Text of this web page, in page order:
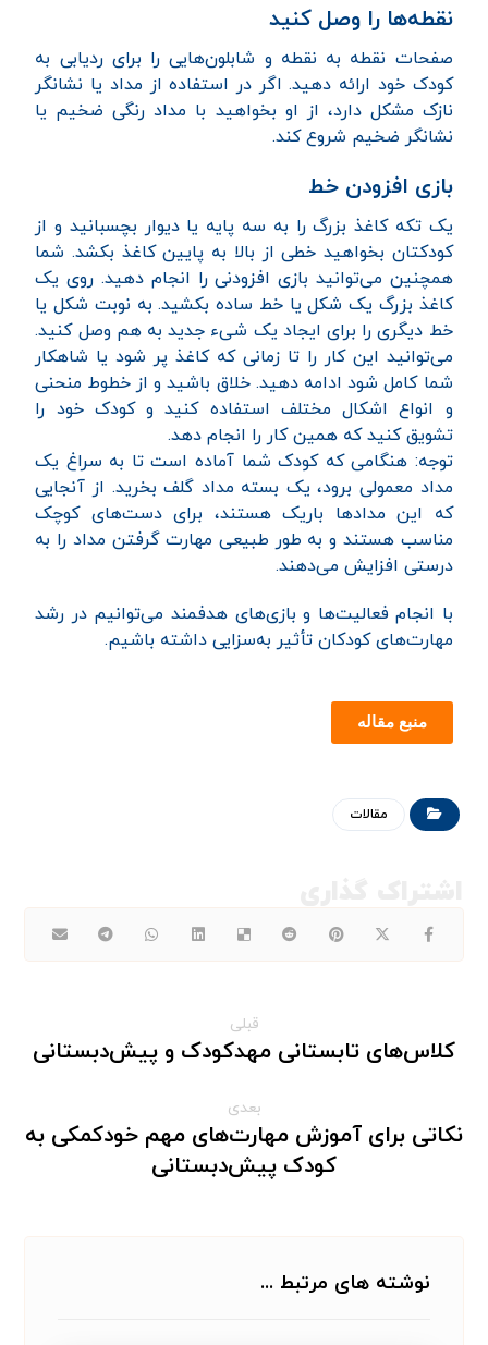
نقطه‌ها را وصل کنید
صفحات نقطه به نقطه و شابلون‌هایی را برای ردیابی به
کودک خود ارائه دهید. اگر در استفاده از مداد یا نشانگر
نازک مشکل دارد، از او بخواهید با مداد رنگی ضخیم یا
نشانگر ضخیم شروع کند.
بازی افزودن خط
یک تکه کاغذ بزرگ را به سه پایه یا دیوار بچسبانید و از
کودکتان بخواهید خطی از بالا به پایین کاغذ بکشد. شما
همچنین می‌توانید بازی افزودنی را انجام دهید. روی یک
کاغذ بزرگ یک شکل یا خط ساده بکشید. به نوبت شکل یا
خط دیگری را برای ایجاد یک شیء جدید به هم وصل کنید.
می‌توانید این کار را تا زمانی که کاغذ پر شود یا شاهکار
شما کامل شود ادامه دهید. خلاق باشید و از خطوط منحنی
و انواع اشکال مختلف استفاده کنید و کودک خود را
تشویق کنید که همین کار را انجام دهد.
توجه: هنگامی که کودک شما آماده است تا به سراغ یک
مداد معمولی برود، یک بسته مداد گلف بخرید. از آنجایی
که این مدادها باریک هستند، برای دست‌های کوچک
مناسب هستند و به طور طبیعی مهارت گرفتن مداد را به
درستی افزایش می‌دهند.
با انجام فعالیت‌ها و بازی‌های هدفمند می‌توانیم در رشد
مهارت‌های کودکان تأثیر به‌سزایی داشته باشیم.
منبع مقاله
مقالات
قبلی
کلاس‌های تابستانی مهدکودک و پیش‌دبستانی
بعدی
نکاتی برای آموزش مهارت‌های مهم خودکمکی به
کودک پیش‌دبستانی
نوشته های مرتبط ...